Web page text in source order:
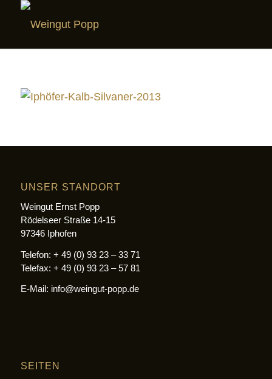
UNSER STANDORT
Weingut Ernst Popp
Rödelseer Straße 14-15
97346 Iphofen
Telefon: + 49 (0) 93 23 – 33 71
Telefax: + 49 (0) 93 23 – 57 81
E-Mail: info@weingut-popp.de
SEITEN